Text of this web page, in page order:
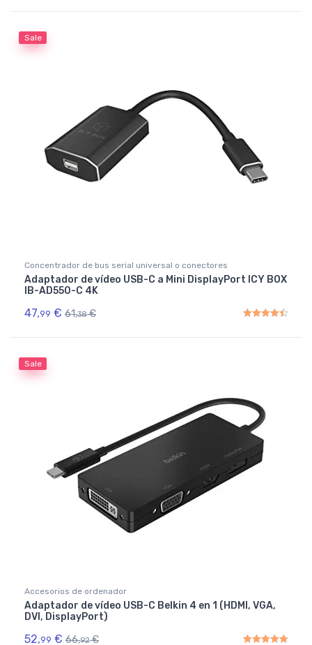
Sale
Concentrador de bus serial universal o conectores
Adaptador de vídeo USB-C a Mini DisplayPort ICY BOX
IB-AD550-C 4K
47,99 € 61,38 €
Sale
Accesorios de ordenador
Adaptador de vídeo USB-C Belkin 4 en 1 (HDMI, VGA,
DVI, DisplayPort)
52,99 € 66,92 €